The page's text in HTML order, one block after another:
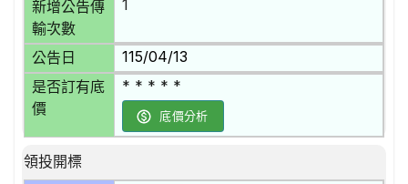
新增公告傳
輸次數
1
公告日 115/04/13
是否訂有底
價
* * * * *
底價分析
領投開標